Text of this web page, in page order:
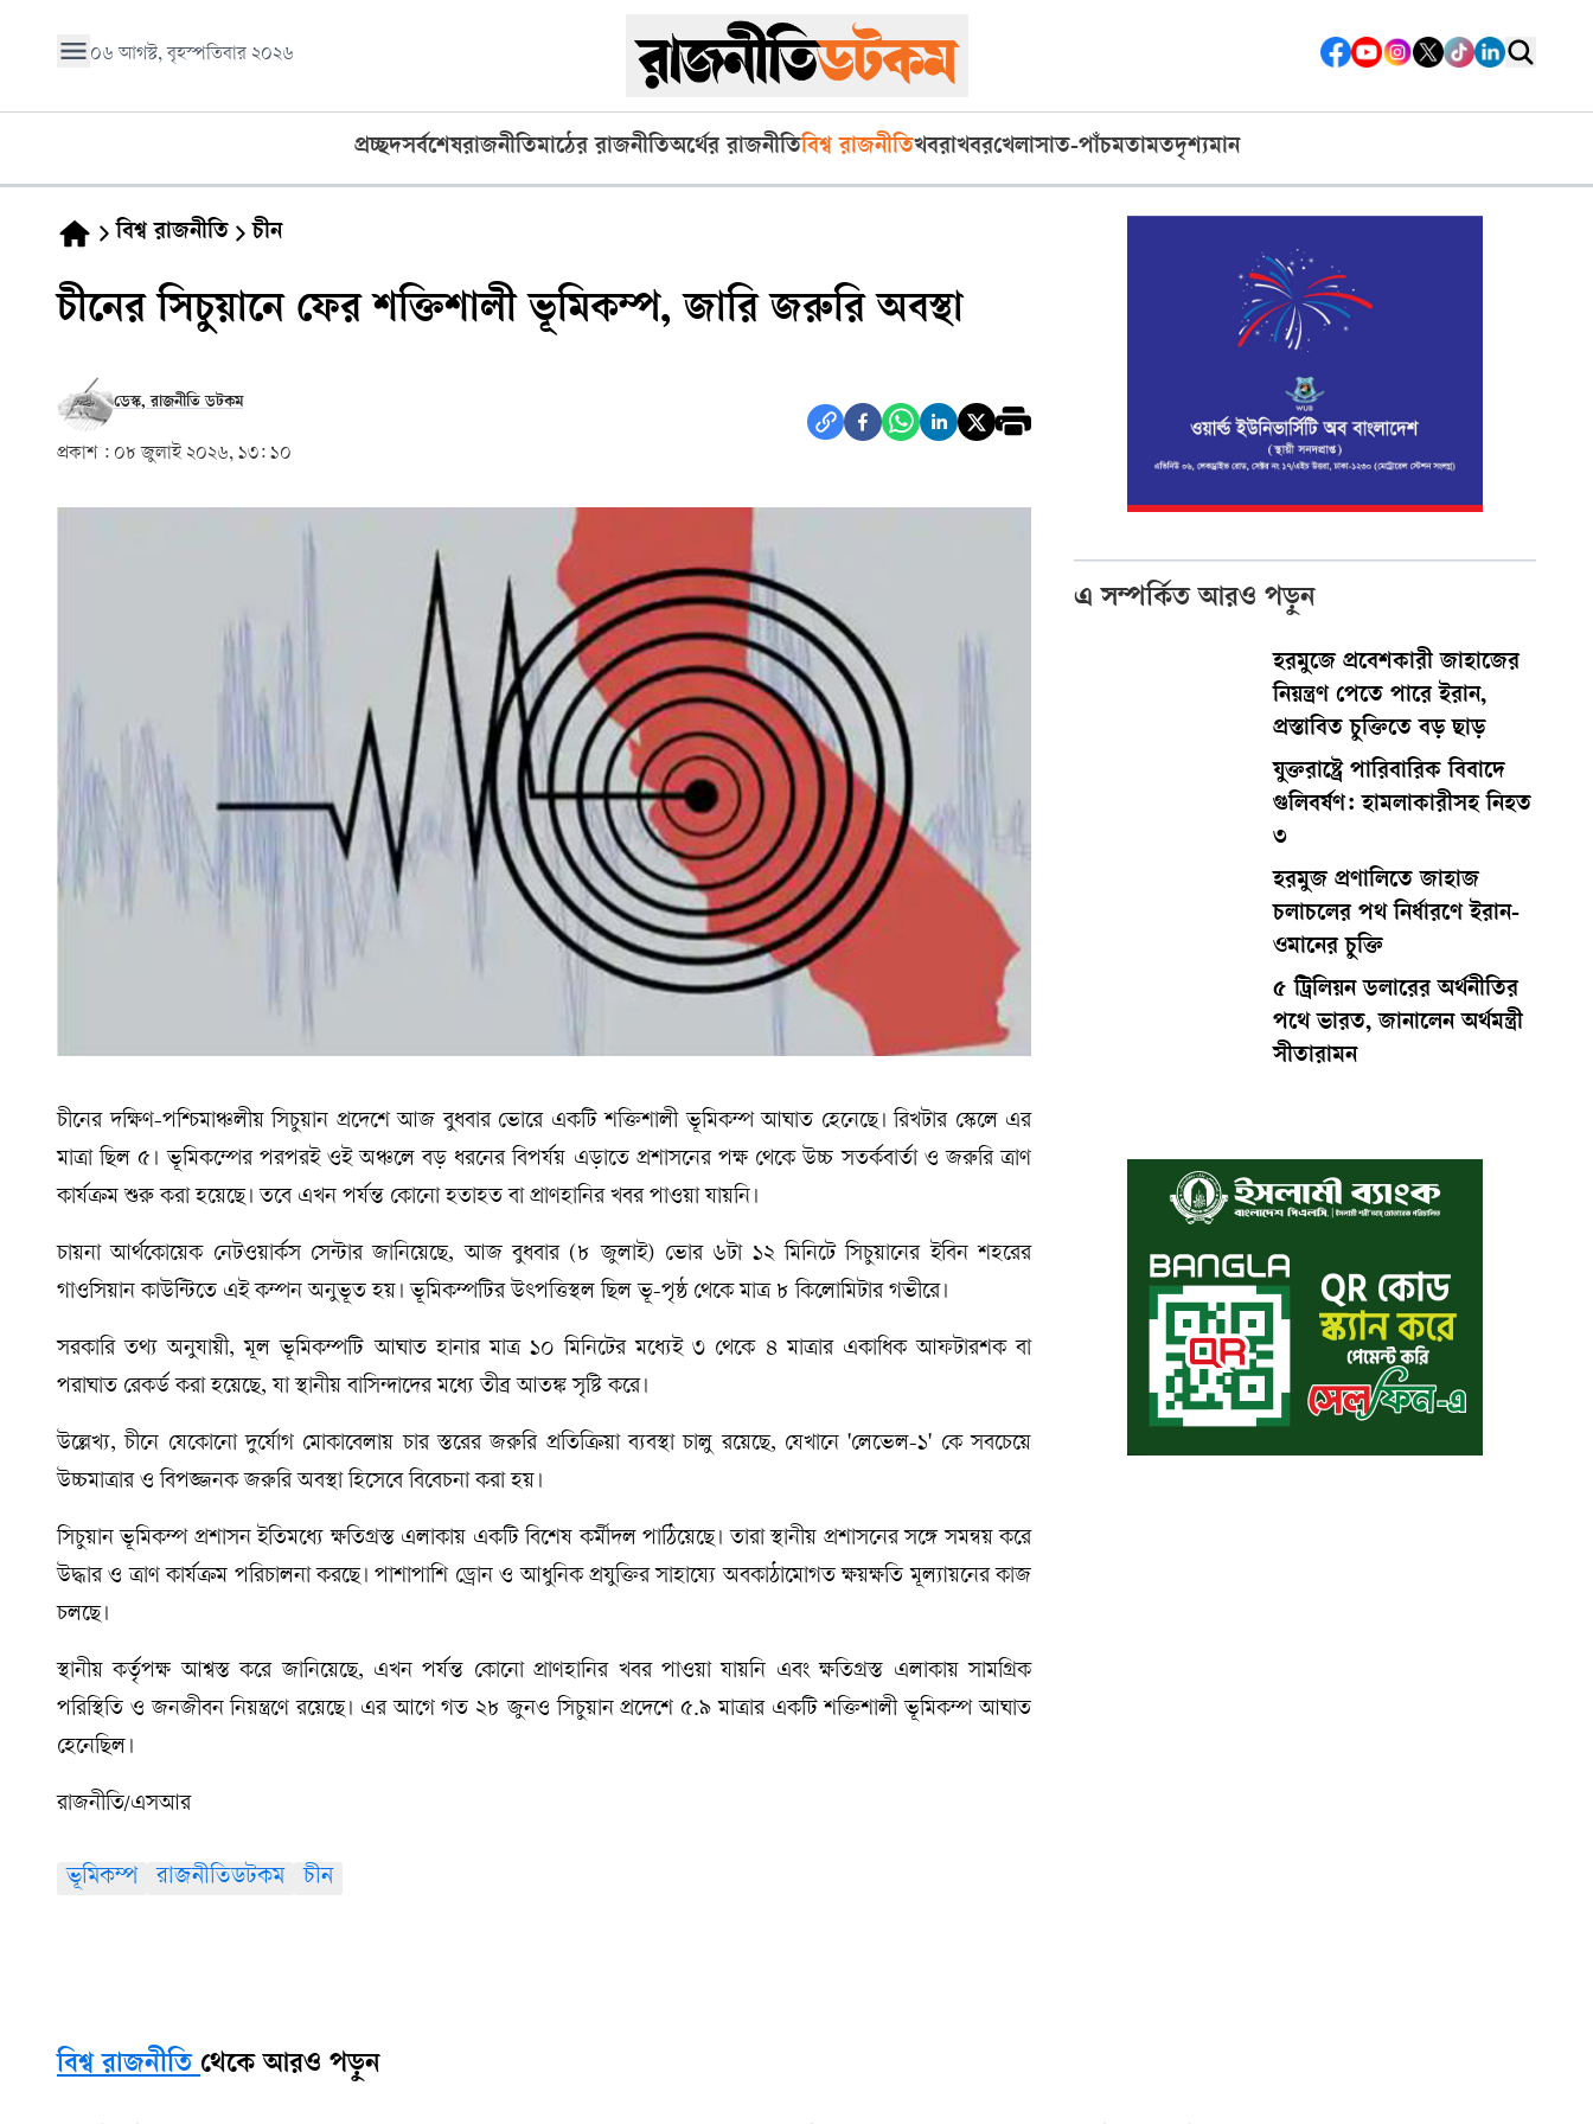
০৬ আগস্ট, বৃহস্পতিবার ২০২৬
প্রচ্ছদসর্বশেষরাজনীতিমাঠের রাজনীতিঅর্থের রাজনীতিবিশ্ব রাজনীতিখবরাখবরখেলাসাত-পাঁচমতামতদৃশ্যমান
বিশ্ব রাজনীতি চীন
চীনের সিচুয়ানে ফের শক্তিশালী ভূমিকম্প, জারি জরুরি অবস্থা
ডেস্ক, রাজনীতি ডটকম
প্রকাশ : ০৮ জুলাই ২০২৬, ১৩: ১০
চীনের দক্ষিণ-পশ্চিমাঞ্চলীয় সিচুয়ান প্রদেশে আজ বুধবার ভোরে একটি শক্তিশালী ভূমিকম্প আঘাত হেনেছে। রিখটার স্কেলে এর
মাত্রা ছিল ৫। ভূমিকম্পের পরপরই ওই অঞ্চলে বড় ধরনের বিপর্যয় এড়াতে প্রশাসনের পক্ষ থেকে উচ্চ সতর্কবার্তা ও জরুরি ত্রাণ
কার্যক্রম শুরু করা হয়েছে। তবে এখন পর্যন্ত কোনো হতাহত বা প্রাণহানির খবর পাওয়া যায়নি।
চায়না আর্থকোয়েক নেটওয়ার্কস সেন্টার জানিয়েছে, আজ বুধবার (৮ জুলাই) ভোর ৬টা ১২ মিনিটে সিচুয়ানের ইবিন শহরের
গাওসিয়ান কাউন্টিতে এই কম্পন অনুভূত হয়। ভূমিকম্পটির উৎপত্তিস্থল ছিল ভূ-পৃষ্ঠ থেকে মাত্র ৮ কিলোমিটার গভীরে।
সরকারি তথ্য অনুযায়ী, মূল ভূমিকম্পটি আঘাত হানার মাত্র ১০ মিনিটের মধ্যেই ৩ থেকে ৪ মাত্রার একাধিক আফটারশক বা
পরাঘাত রেকর্ড করা হয়েছে, যা স্থানীয় বাসিন্দাদের মধ্যে তীব্র আতঙ্ক সৃষ্টি করে।
উল্লেখ্য, চীনে যেকোনো দুর্যোগ মোকাবেলায় চার স্তরের জরুরি প্রতিক্রিয়া ব্যবস্থা চালু রয়েছে, যেখানে 'লেভেল-১' কে সবচেয়ে
উচ্চমাত্রার ও বিপজ্জনক জরুরি অবস্থা হিসেবে বিবেচনা করা হয়।
সিচুয়ান ভূমিকম্প প্রশাসন ইতিমধ্যে ক্ষতিগ্রস্ত এলাকায় একটি বিশেষ কর্মীদল পাঠিয়েছে। তারা স্থানীয় প্রশাসনের সঙ্গে সমন্বয় করে
উদ্ধার ও ত্রাণ কার্যক্রম পরিচালনা করছে। পাশাপাশি ড্রোন ও আধুনিক প্রযুক্তির সাহায্যে অবকাঠামোগত ক্ষয়ক্ষতি মূল্যায়নের কাজ
চলছে।
স্থানীয় কর্তৃপক্ষ আশ্বস্ত করে জানিয়েছে, এখন পর্যন্ত কোনো প্রাণহানির খবর পাওয়া যায়নি এবং ক্ষতিগ্রস্ত এলাকায় সামগ্রিক
পরিস্থিতি ও জনজীবন নিয়ন্ত্রণে রয়েছে। এর আগে গত ২৮ জুনও সিচুয়ান প্রদেশে ৫.৯ মাত্রার একটি শক্তিশালী ভূমিকম্প আঘাত
হেনেছিল।
রাজনীতি/এসআর
ভূমিকম্প রাজনীতিডটকম চীন
এ সম্পর্কিত আরও পড়ুন
হরমুজে প্রবেশকারী জাহাজের
নিয়ন্ত্রণ পেতে পারে ইরান,
প্রস্তাবিত চুক্তিতে বড় ছাড়
যুক্তরাষ্ট্রে পারিবারিক বিবাদে
গুলিবর্ষণ: হামলাকারীসহ নিহত
৩
হরমুজ প্রণালিতে জাহাজ
চলাচলের পথ নির্ধারণে ইরান-
ওমানের চুক্তি
৫ ট্রিলিয়ন ডলারের অর্থনীতির
পথে ভারত, জানালেন অর্থমন্ত্রী
সীতারামন
বিশ্ব রাজনীতি থেকে আরও পড়ুন